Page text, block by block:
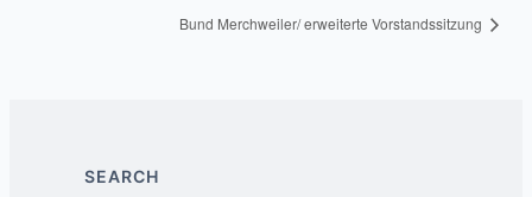
Bund Merchweiler/ erweiterte Vorstandssitzung
SEARCH